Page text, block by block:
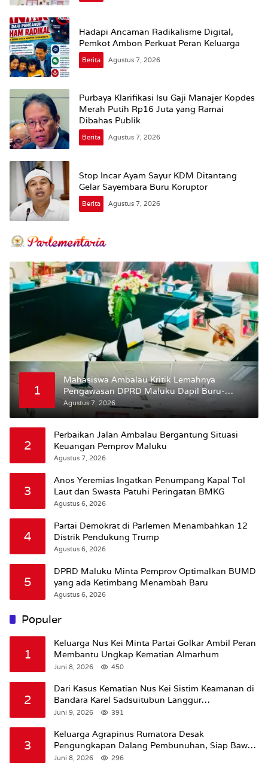
Hadapi Ancaman Radikalisme Digital,
Pemkot Ambon Perkuat Peran Keluarga
Berita Agustus 7, 2026
Purbaya Klarifikasi Isu Gaji Manajer Kopdes
Merah Putih Rp16 Juta yang Ramai
Dibahas Publik
Berita Agustus 7, 2026
Stop Incar Ayam Sayur KDM Ditantang
Gelar Sayembara Buru Koruptor
Berita Agustus 7, 2026
1
Mahasiswa Ambalau Kritik Lemahnya
Pengawasan DPRD Maluku Dapil Buru-
Bursel Terhadap Proses Perubahan Status
Jalan
Agustus 7, 2026
2
Perbaikan Jalan Ambalau Bergantung Situasi
Keuangan Pemprov Maluku
Agustus 7, 2026
3
Anos Yeremias Ingatkan Penumpang Kapal Tol
Laut dan Swasta Patuhi Peringatan BMKG
Agustus 6, 2026
4
Partai Demokrat di Parlemen Menambahkan 12
Distrik Pendukung Trump
Agustus 6, 2026
5
DPRD Maluku Minta Pemprov Optimalkan BUMD
yang ada Ketimbang Menambah Baru
Agustus 6, 2026
Populer
1
Keluarga Nus Kei Minta Partai Golkar Ambil Peran
Membantu Ungkap Kematian Almarhum
Juni 8, 2026 450
2
Dari Kasus Kematian Nus Kei Sistim Keamanan di
Bandara Karel Sadsuitubun Langgur
Dipertanyakan
Juni 9, 2026 391
3
Keluarga Agrapinus Rumatora Desak
Pengungkapan Dalang Pembunuhan, Siap Bawa
Kasus ke Komisi III DPR RI
Juni 8, 2026 296